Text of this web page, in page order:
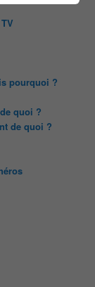
pourquoi ?
quoi ?
de quoi ?